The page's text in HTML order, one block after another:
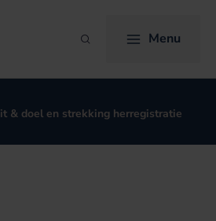
Zoeken Menu
& doel en strekking herregistratie